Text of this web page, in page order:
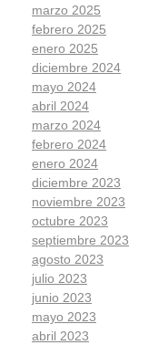
marzo 2025
febrero 2025
enero 2025
diciembre 2024
mayo 2024
abril 2024
marzo 2024
febrero 2024
enero 2024
diciembre 2023
noviembre 2023
octubre 2023
septiembre 2023
agosto 2023
julio 2023
junio 2023
mayo 2023
abril 2023